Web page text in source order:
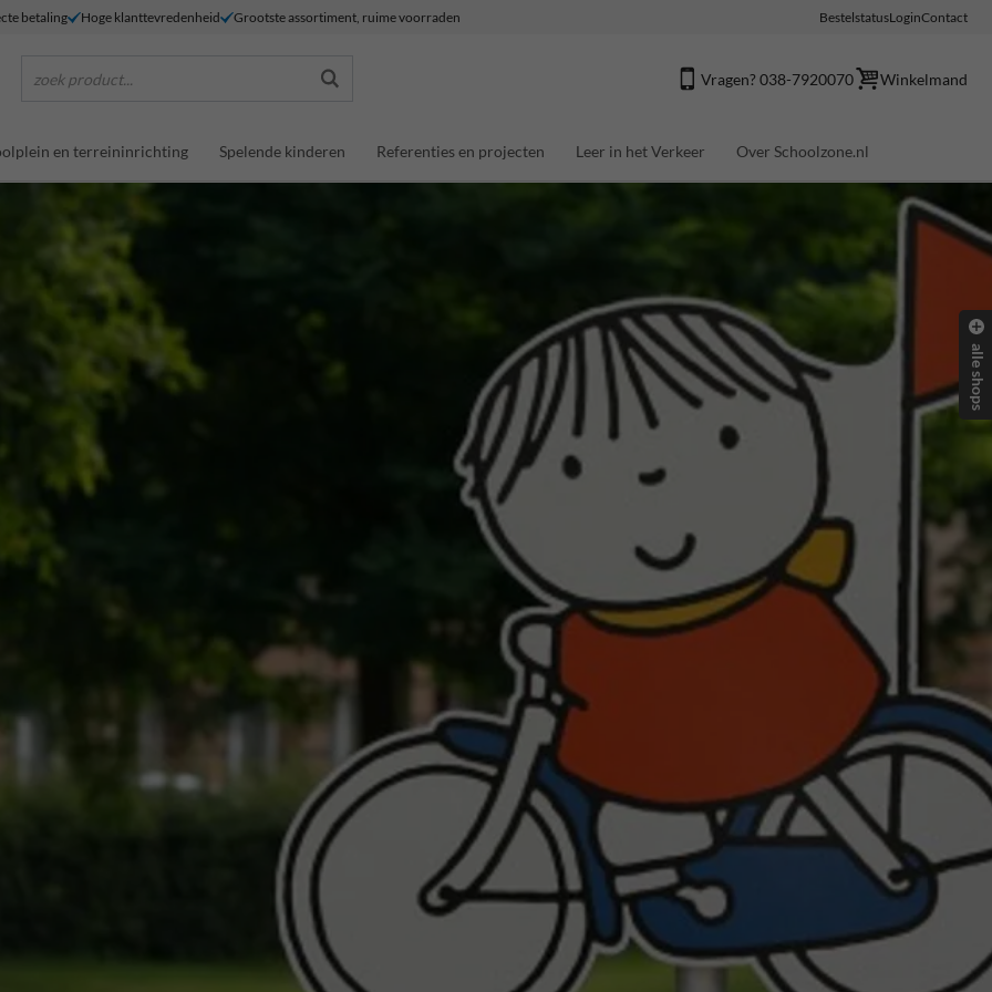
betaling Hoge klanttevredenheid Grootste assortiment, ruime voorraden BestelstatusLoginContact
zoek product... Vragen? 038-7920070 Winkelmand
en terreininrichting Spelende kinderen Referenties en projecten Leer in het Verkeer Over Schoolzone.nl
alle shops